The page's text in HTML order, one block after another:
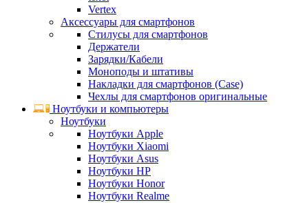
Vertex
Аксессуары для смартфонов
Стилусы для смартфонов
Держатели
Зарядки/Кабели
Моноподы и штативы
Накладки для смартфонов (Case)
Чехлы для смартфонов оригинальные
Ноутбуки и компьютеры
Ноутбуки
Ноутбуки Apple
Ноутбуки Xiaomi
Ноутбуки Asus
Ноутбуки HP
Ноутбуки Honor
Ноутбуки Realme